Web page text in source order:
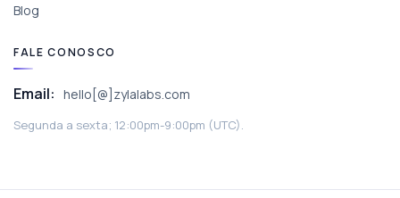
Blog
FALE CONOSCO
Email: hello[@]zylalabs.com
Segunda a sexta; 12:00pm-9:00pm (UTC).